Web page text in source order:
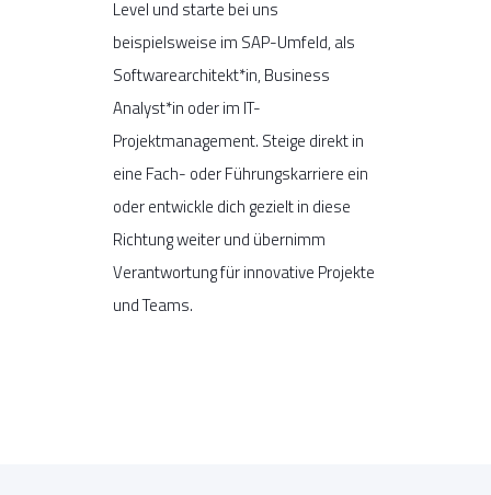
Level und starte bei uns
beispielsweise im SAP-Umfeld, als
Softwarearchitekt*in, Business
Analyst*in oder im IT-
Projektmanagement. Steige direkt in
eine Fach- oder Führungskarriere ein
oder entwickle dich gezielt in diese
Richtung weiter und übernimm
Verantwortung für innovative Projekte
und Teams.